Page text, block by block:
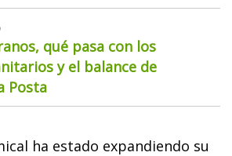
qué pasa con los
y el balance de
Posta
ha estado expandiendo su